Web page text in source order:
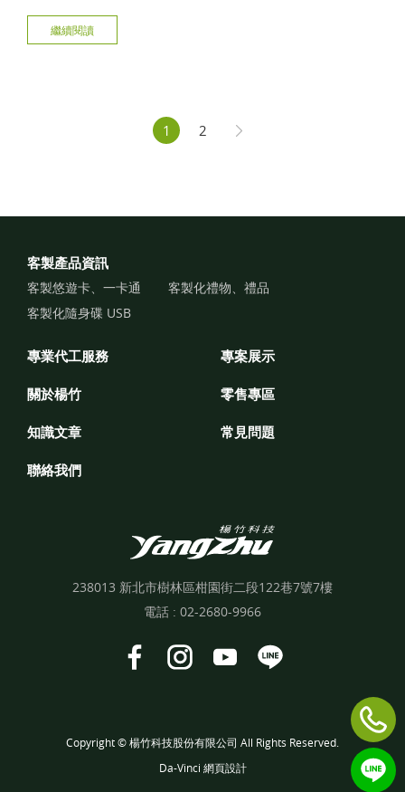
握送禮5大原則，從實用小物到客製化禮品推薦，最後還會
跟你分享值得信賴的客製化禮品推薦品牌——楊竹科技，
繼續閱讀
1 2
客製產品資訊
客製悠遊卡、一卡通
客製化禮物、禮品
客製化隨身碟 USB
專業代工服務 專案展示
關於楊竹 零售專區
知識文章 常見問題
聯絡我們
238013 新北市樹林區柑園街二段122巷7號7樓
電話 : 02-2680-9966
Copyright © 楊竹科技股份有限公司 All Rights Reserved.
Da-Vinci 網頁設計